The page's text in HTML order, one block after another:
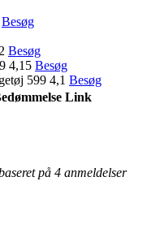
Besøg
Besøg
4,15 Besøg
599 4,1 Besøg
Link
på 4 anmeldelser